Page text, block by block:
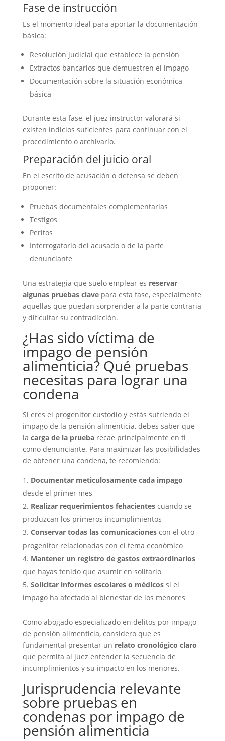
Fase de instrucción
Es el momento ideal para aportar la documentación
básica:
Resolución judicial que establece la pensión
Extractos bancarios que demuestren el impago
Documentación sobre la situación económica
básica
Durante esta fase, el juez instructor valorará si
existen indicios suficientes para continuar con el
procedimiento o archivarlo.
Preparación del juicio oral
En el escrito de acusación o defensa se deben
proponer:
Pruebas documentales complementarias
Testigos
Peritos
Interrogatorio del acusado o de la parte
denunciante
Una estrategia que suelo emplear es reservar
algunas pruebas clavepara esta fase, especialmente
aquellas que puedan sorprender a la parte contraria
y dificultar su contradicción.
¿Has sido víctima de
impago de pensión
alimenticia? Qué pruebas
necesitas para lograr una
condena
Si eres el progenitor custodio y estás sufriendo el
impago de la pensión alimenticia, debes saber que
la carga de la pruebarecae principalmente en ti
como denunciante. Para maximizar las posibilidades
de obtener una condena, te recomiendo:
Documentar meticulosamente cada impago
desde el primer mes
Realizar requerimientos fehacientescuando se
produzcan los primeros incumplimientos
Conservar todas las comunicacionescon el otro
progenitor relacionadas con el tema económico
Mantener un registro de gastos extraordinarios
que hayas tenido que asumir en solitario
Solicitar informes escolares o médicossi el
impago ha afectado al bienestar de los menores
Como abogado especializado en delitos por impago
de pensión alimenticia, considero que es
fundamental presentar un relato cronológico claro
que permita al juez entender la secuencia de
incumplimientos y su impacto en los menores.
Jurisprudencia relevante
sobre pruebas en
condenas por impago de
pensión alimenticia